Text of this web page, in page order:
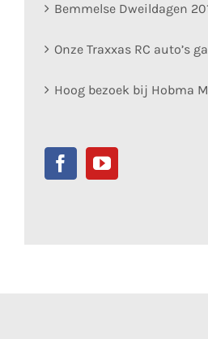
Bemmelse Dweildagen
Onze Traxxas RC auto’s
Hoog bezoek bij Hobma